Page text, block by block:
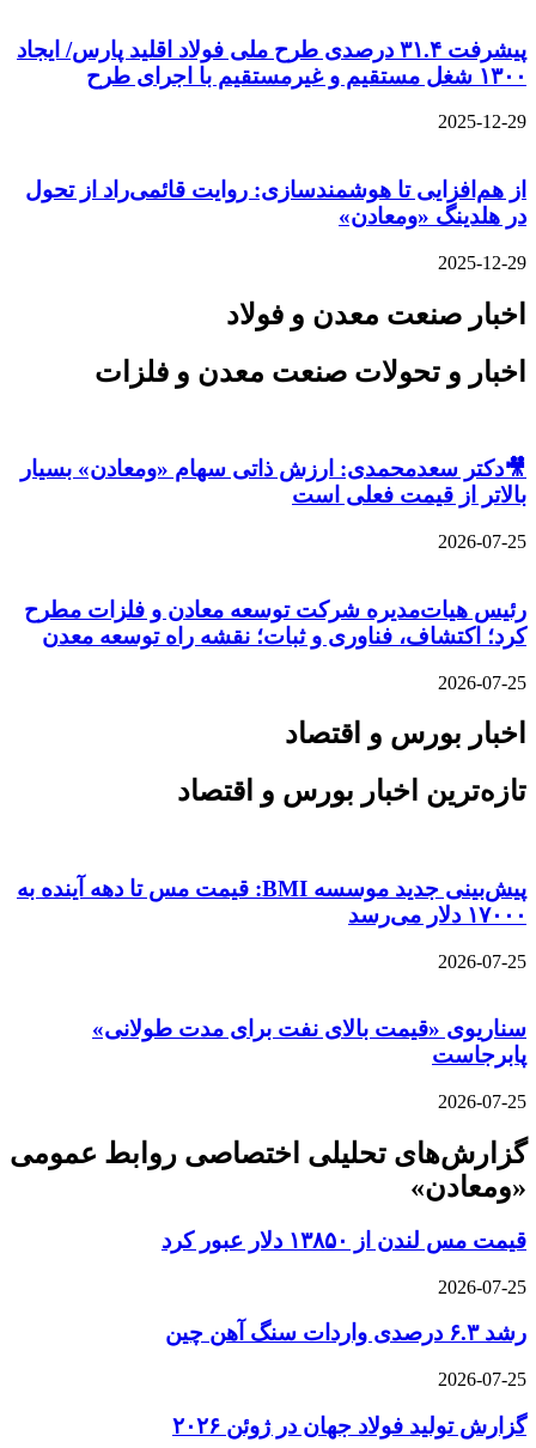
پیشرفت ۳۱.۴ درصدی طرح ملی فولاد اقلید پارس/ ایجاد
۱۳۰۰ شغل مستقیم و غیرمستقیم با اجرای طرح
2025-12-29
از هم‌افزایی تا هوشمندسازی: روایت قائمی‌راد از تحول
در هلدینگ «ومعادن»
2025-12-29
اخبار صنعت معدن و فولاد
اخبار و تحولات صنعت معدن و فلزات
🎥دکتر سعدمحمدی: ارزش ذاتی سهام «ومعادن» بسیار
بالاتر از قیمت فعلی است
2026-07-25
رئیس هیات‌مدیره شرکت توسعه معادن و فلزات مطرح
کرد؛ اکتشاف، فناوری و ثبات؛ نقشه راه توسعه معدن
2026-07-25
اخبار بورس و اقتصاد
تازه‌ترین اخبار بورس و اقتصاد
پیش‌بینی جدید موسسه BMI: قیمت مس تا دهه آینده به
۱۷۰۰۰ دلار می‌رسد
2026-07-25
سناریوی «قیمت بالای نفت برای مدت طولانی»
پابرجاست
2026-07-25
گزارش‌های تحلیلی اختصاصی روابط عمومی
«ومعادن»
قیمت مس لندن از ۱۳۸۵۰ دلار عبور کرد
2026-07-25
رشد ۶.۳ درصدی واردات سنگ آهن چین
2026-07-25
گزارش تولید فولاد جهان در ژوئن ۲۰۲۶